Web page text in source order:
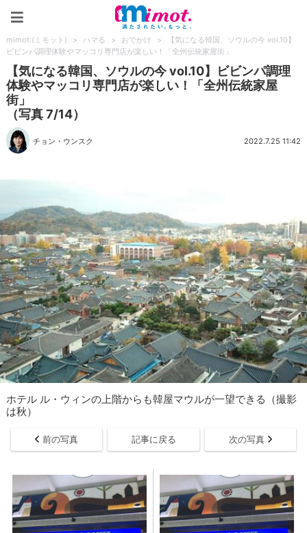
mimot.(ミモット) > ハマる > おでかけ >
【気になる韓国、ソウルの今 vol.10】
ビビンパ調理体験やマッコリ専門店が楽しい！「全州伝統家屋街」
【気になる韓国、ソウルの今 vol.10】ビビンパ調理
体験やマッコリ専門店が楽しい！「全州伝統家屋
街」
（写真 7/14）
チョン・ウンスク 2022.7.25 11:42
ホテル ル・ウィンの上階からも韓屋マウルが一望できる（撮影
は秋）
前の写真 記事に戻る 次の写真